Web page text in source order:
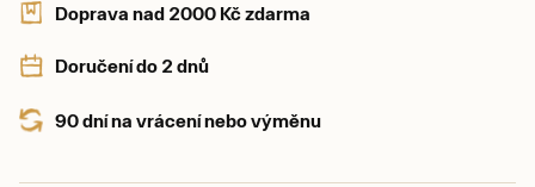
Doprava nad 2000 Kč zdarma
Doručení do 2 dnů
90 dní na vrácení nebo výměnu